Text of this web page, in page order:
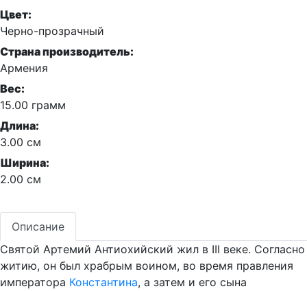
Цвет:
Черно-прозрачный
Страна производитель:
Армения
Вес:
15.00 грамм
Длина:
3.00 см
Ширина:
2.00 см
Описание
Святой Артемий Антиохийский жил в III веке. Согласно
житию, он был храбрым воином, во время правления
императора Константина, а затем и его сына